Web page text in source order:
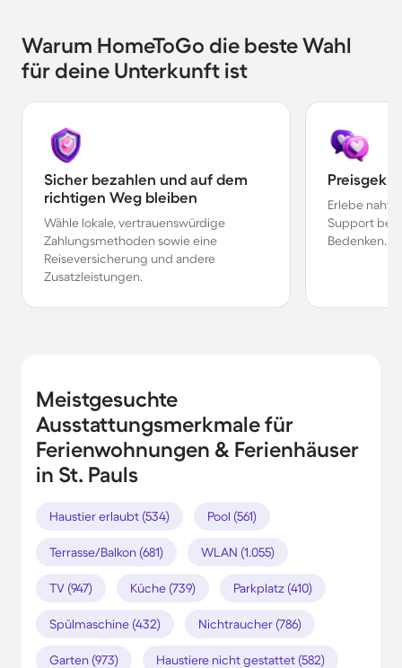
Warum HomeToGo die beste Wahl
für deine Unterkunft ist
Sicher bezahlen und auf dem
richtigen Weg bleiben
Wähle lokale, vertrauenswürdige
Zahlungsmethoden sowie eine
Reiseversicherung und andere
Zusatzleistungen.
Erlebe
Support bei
Bedenken.
Meistgesuchte
Ausstattungsmerkmale für
Ferienwohnungen & Ferienhäuser
in St. Pauls
Haustier erlaubt (534) Pool (561)
Terrasse/Balkon (681) WLAN (1.055)
TV (947) Küche (739) Parkplatz (410)
Spülmaschine (432) Nichtraucher (786)
Garten (973) Haustiere nicht gestattet (582)